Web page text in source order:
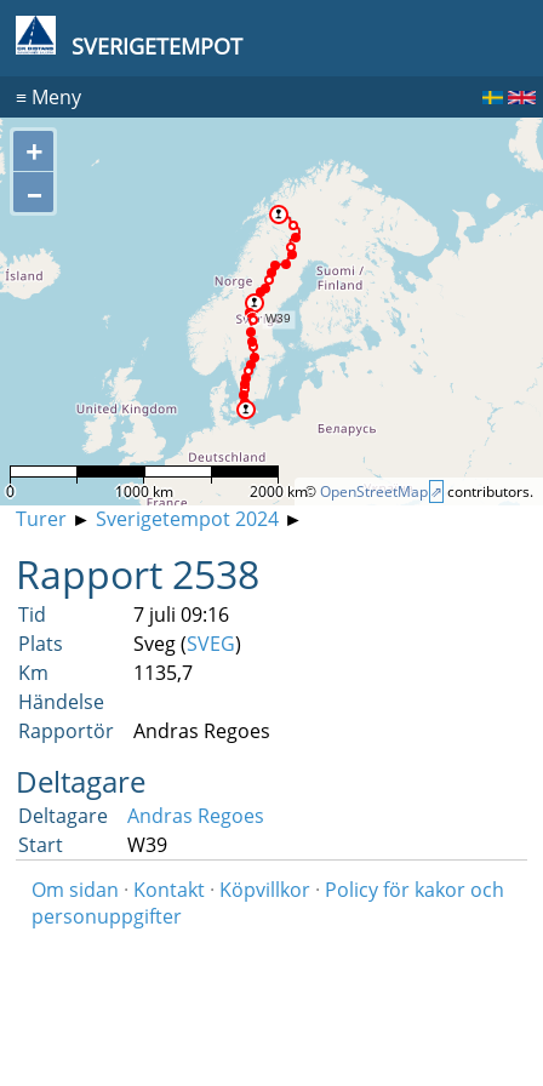
SVERIGETEMPOT
≡Meny
+
–
©OpenStreetMap contributors.
0 1000 km 2000 km
Turer► Sverigetempot 2024►
Rapport 2538
Tid
7 juli 09:16
Plats
Sveg (SVEG)
Km
1135,7
Händelse
Rapportör
Andras Regoes
Deltagare
Deltagare
Andras Regoes
Start
W39
Om sidan · Kontakt· Köpvillkor· Policy för kakor och
personuppgifter